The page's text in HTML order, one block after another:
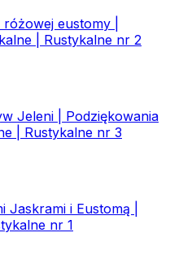
eustomy |
| Rustykalne nr 2
Jeleni | Podziękowania
| Rustykalne nr 3
i Eustomą |
nr 1